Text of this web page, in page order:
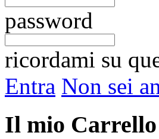
password
ricordami su
Entra Non sei
Il mio Carrello